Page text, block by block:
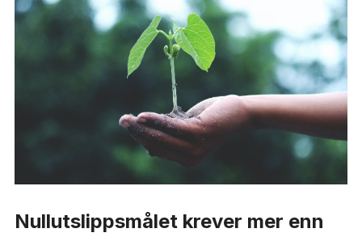
Nullutslippsmålet krever mer enn